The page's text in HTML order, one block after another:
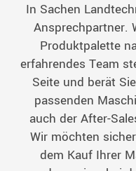
In Sachen
Ansprechpartner.
Produktpalette
erfahrendes Team
Seite und berät
passenden
auch der After-
Wir möchten
dem Kauf Ihrer